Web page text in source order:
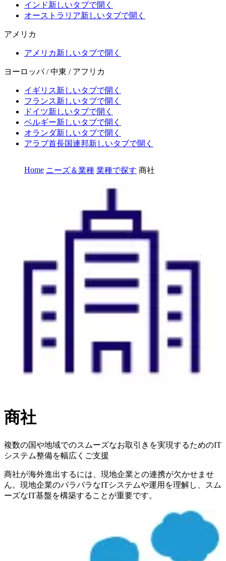
インド新しいタブで開く
オーストラリア新しいタブで開く
アメリカ
アメリカ新しいタブで開く
ヨーロッパ / 中東 / アフリカ
イギリス新しいタブで開く
フランス新しいタブで開く
ドイツ新しいタブで開く
ベルギー新しいタブで開く
オランダ新しいタブで開く
アラブ首長国連邦新しいタブで開く
Home ニーズ＆業種 業種で探す 商社
商社
複数の国や地域でのスムーズなお取引きを実現するためのIT
システム整備を幅広くご支援
商社が海外進出するには、現地企業との連携が欠かせませ
ん。現地企業のバラバラなITシステムや運用を理解し、スム
ーズなIT基盤を構築することが重要です。